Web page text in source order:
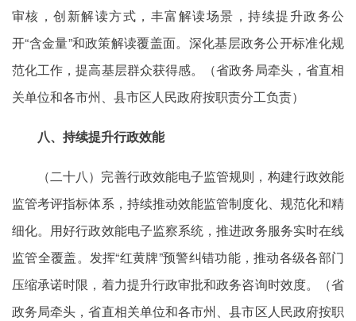
审核，创新解读方式，丰富解读场景，持续提升政务公
开“含金量”和政策解读覆盖面。深化基层政务公开标准化规
范化工作，提高基层群众获得感。（省政务局牵头，省直相
关单位和各市州、县市区人民政府按职责分工负责）
八、持续提升行政效能
（二十八）完善行政效能电子监管规则，构建行政效能
监管考评指标体系，持续推动效能监管制度化、规范化和精
细化。用好行政效能电子监察系统，推进政务服务实时在线
监管全覆盖。发挥“红黄牌”预警纠错功能，推动各级各部门
压缩承诺时限，着力提升行政审批和政务咨询时效度。（省
政务局牵头，省直相关单位和各市州、县市区人民政府按职